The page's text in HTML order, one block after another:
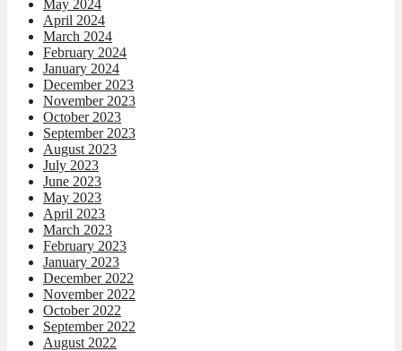
May 2024
April 2024
March 2024
February 2024
January 2024
December 2023
November 2023
October 2023
September 2023
August 2023
July 2023
June 2023
May 2023
April 2023
March 2023
February 2023
January 2023
December 2022
November 2022
October 2022
September 2022
August 2022